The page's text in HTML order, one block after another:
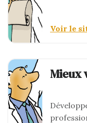
Voir le
Mieux